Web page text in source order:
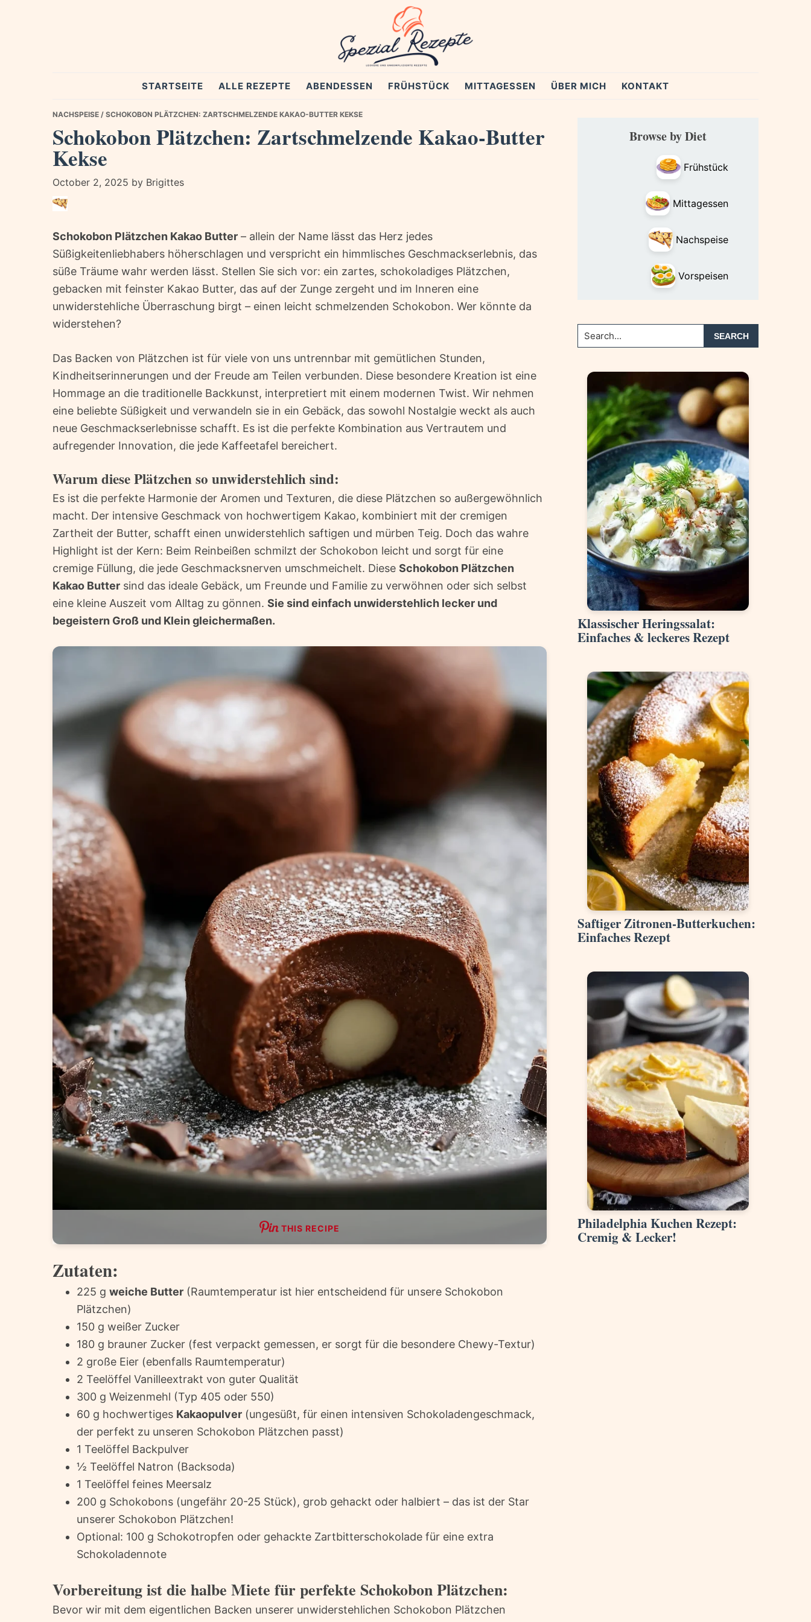
Spezial
Rezepte
STARTSEITE ALLE REZEPTE ABENDESSEN FRÜHSTÜCK MITTAGESSEN ÜBER MICH KONTAKT
NACHSPEISE / SCHOKOBON PLÄTZCHEN: ZARTSCHMELZENDE KAKAO-BUTTER KEKSE
Schokobon Plätzchen: Zartschmelzende Kakao-Butter
Kekse
October 2, 2025 by Brigittes
Schokobon Plätzchen Kakao Butter – allein der Name lässt das Herz jedes
Süßigkeitenliebhabers höherschlagen und verspricht ein himmlisches Geschmackserlebnis, das
süße Träume wahr werden lässt. Stellen Sie sich vor: ein zartes, schokoladiges Plätzchen,
gebacken mit feinster Kakao Butter, das auf der Zunge zergeht und im Inneren eine
unwiderstehliche Überraschung birgt – einen leicht schmelzenden Schokobon. Wer könnte da
widerstehen?
Das Backen von Plätzchen ist für viele von uns untrennbar mit gemütlichen Stunden,
Kindheitserinnerungen und der Freude am Teilen verbunden. Diese besondere Kreation ist eine
Hommage an die traditionelle Backkunst, interpretiert mit einem modernen Twist. Wir nehmen
eine beliebte Süßigkeit und verwandeln sie in ein Gebäck, das sowohl Nostalgie weckt als auch
neue Geschmackserlebnisse schafft. Es ist die perfekte Kombination aus Vertrautem und
aufregender Innovation, die jede Kaffeetafel bereichert.
Warum diese Plätzchen so unwiderstehlich sind:
Es ist die perfekte Harmonie der Aromen und Texturen, die diese Plätzchen so außergewöhnlich
macht. Der intensive Geschmack von hochwertigem Kakao, kombiniert mit der cremigen
Zartheit der Butter, schafft einen unwiderstehlich saftigen und mürben Teig. Doch das wahre
Highlight ist der Kern: Beim Reinbeißen schmilzt der Schokobon leicht und sorgt für eine
cremige Füllung, die jede Geschmacksnerven umschmeichelt. Diese Schokobon Plätzchen
Kakao Butter sind das ideale Gebäck, um Freunde und Familie zu verwöhnen oder sich selbst
eine kleine Auszeit vom Alltag zu gönnen. Sie sind einfach unwiderstehlich lecker und
begeistern Groß und Klein gleichermaßen.
THIS RECIPE
Zutaten:
225 g weiche Butter (Raumtemperatur ist hier entscheidend für unsere Schokobon
Plätzchen)
150 g weißer Zucker
180 g brauner Zucker (fest verpackt gemessen, er sorgt für die besondere Chewy-Textur)
2 große Eier (ebenfalls Raumtemperatur)
2 Teelöffel Vanilleextrakt von guter Qualität
300 g Weizenmehl (Typ 405 oder 550)
60 g hochwertiges Kakaopulver (ungesüßt, für einen intensiven Schokoladengeschmack,
der perfekt zu unseren Schokobon Plätzchen passt)
1 Teelöffel Backpulver
½ Teelöffel Natron (Backsoda)
1 Teelöffel feines Meersalz
200 g Schokobons (ungefähr 20-25 Stück), grob gehackt oder halbiert – das ist der Star
unserer Schokobon Plätzchen!
Optional: 100 g Schokotropfen oder gehackte Zartbitterschokolade für eine extra
Schokoladennote
Vorbereitung ist die halbe Miete für perfekte Schokobon Plätzchen:
Bevor wir mit dem eigentlichen Backen unserer unwiderstehlichen Schokobon Plätzchen
Primary
SidebarBrowse by Diet
Frühstück
Mittagessen
Nachspeise
Vorspeisen
Search...
Klassischer Heringssalat:
Einfaches & leckeres Rezept
Saftiger Zitronen-Butterkuchen:
Einfaches Rezept
Philadelphia Kuchen Rezept:
Cremig & Lecker!